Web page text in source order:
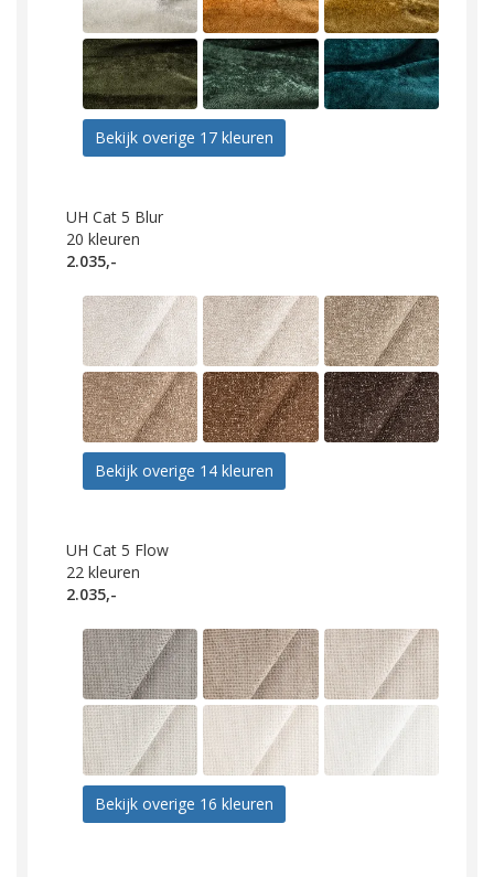
Bekijk overige 17 kleuren
UH Cat 5 Blur
20 kleuren
2.035,-
Bekijk overige 14 kleuren
UH Cat 5 Flow
22 kleuren
2.035,-
Bekijk overige 16 kleuren